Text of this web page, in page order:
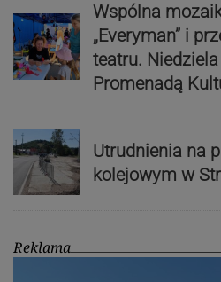
Wspólna
„Everyman” i
teatru.
Promenadą
Utrudnienia na
kolejowym w
Reklama